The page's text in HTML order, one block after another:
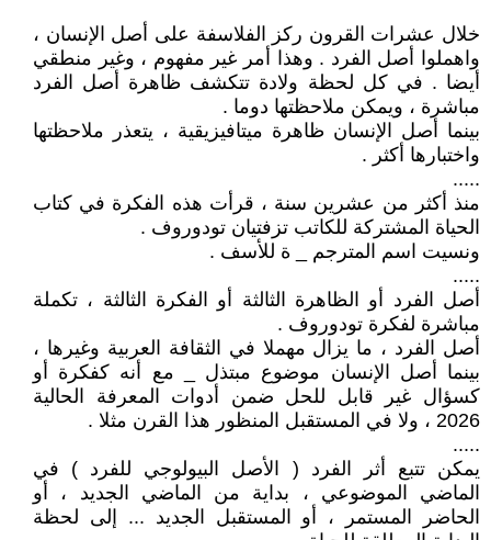
خلال عشرات القرون ركز الفلاسفة على أصل الإنسان ،
واهملوا أصل الفرد . وهذا أمر غير مفهوم ، وغير منطقي
أيضا . في كل لحظة ولادة تتكشف ظاهرة أصل الفرد
مباشرة ، ويمكن ملاحظتها دوما .
بينما أصل الإنسان ظاهرة ميتافيزيقية ، يتعذر ملاحظتها
واختبارها أكثر .
.....
منذ أكثر من عشرين سنة ، قرأت هذه الفكرة في كتاب
الحياة المشتركة للكاتب تزفتيان تودوروف .
ونسيت اسم المترجم _ ة للأسف .
.....
أصل الفرد أو الظاهرة الثالثة أو الفكرة الثالثة ، تكملة
مباشرة لفكرة تودوروف .
أصل الفرد ، ما يزال مهملا في الثقافة العربية وغيرها ،
بينما أصل الإنسان موضوع مبتذل _ مع أنه كفكرة أو
كسؤال غير قابل للحل ضمن أدوات المعرفة الحالية
2026 ، ولا في المستقبل المنظور هذا القرن مثلا .
.....
يمكن تتبع أثر الفرد ( الأصل البيولوجي للفرد ) في
الماضي الموضوعي ، بداية من الماضي الجديد ، أو
الحاضر المستمر ، أو المستقبل الجديد ... إلى لحظة